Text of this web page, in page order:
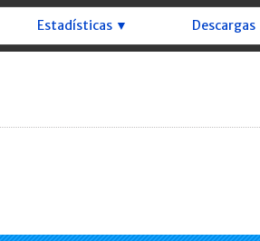
Estadísticas ▼ Descargas